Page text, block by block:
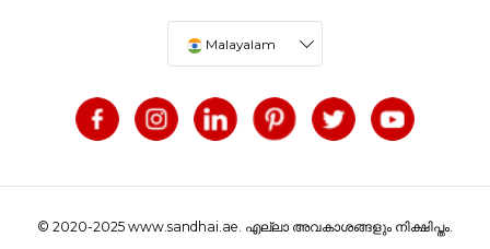
Malayalam
© 2020-2025 www.sandhai.ae. എല്ലാ അവകാശങ്ങളും നിക്ഷിപ്തം.